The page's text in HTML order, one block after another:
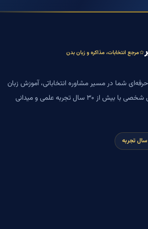
مرجع انتخابات، مذاکره و زبان بدن
حرفه‌ای شما در مسیر مشاوره انتخاباتی، آموزش زبان
بدن، فنون مذاکره و برندسازی شخصی با بیش از ۳۰ سال تجربه علمی و میدانی